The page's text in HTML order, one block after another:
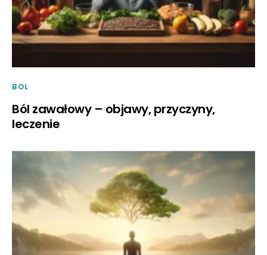
BOL
Ból zawałowy – objawy, przyczyny,
leczenie